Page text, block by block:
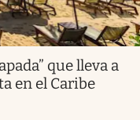
que lleva a
en el Caribe